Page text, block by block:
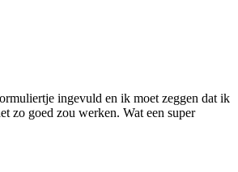
ingevuld en ik moet zeggen dat ik
zo goed zou werken. Wat een super